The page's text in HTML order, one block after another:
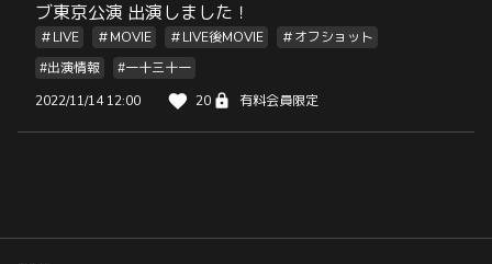
ブ東京公演 出演しました！
＃LIVE ＃MOVIE ＃LIVE後MOVIE
＃オフショット
#出演情報
#一十三十一
2022/11/14 12:00
20 有料会員限定